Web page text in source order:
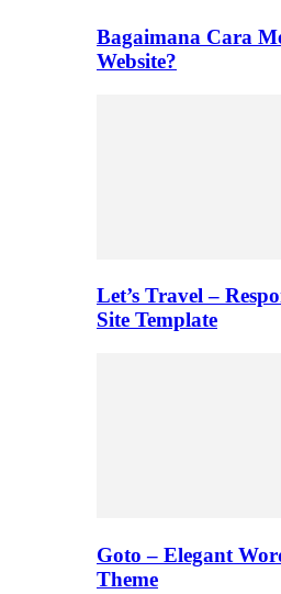
Bagaimana Cara
Website?
Let’s Travel –
Site Template
Goto – Elegant
Theme